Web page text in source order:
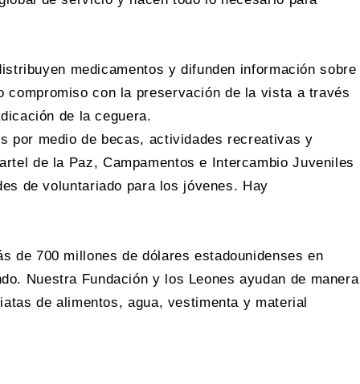
medicamentos y difunden información sobre
compromiso con la preservación de la vista a través
de la ceguera.
por medio de becas, actividades recreativas y
de la Paz, Campamentos e Intercambio Juveniles
de voluntariado para los jóvenes. Hay
de 700 millones de dólares estadounidenses en
Nuestra Fundación y los Leones ayudan de manera
de alimentos, agua, vestimenta y material